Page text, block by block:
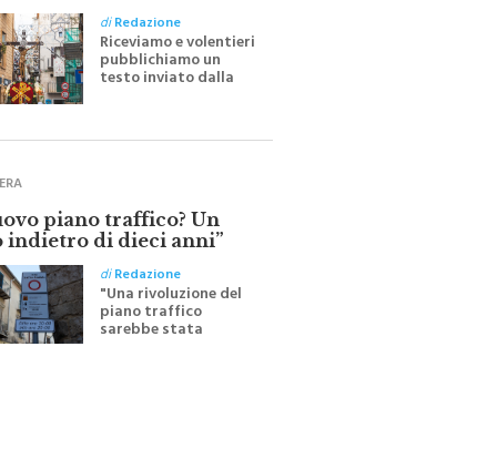
diRedazione
Riceviamo e volentieri
pubblichiamo un
testo inviato dalla
scrittrice monrealese
Festa del Santissimo
piano traffico? Un
indietro di dieci anni”
diRedazione
"Una rivoluzione del
piano traffico
sarebbe stata
efficace se preceduta